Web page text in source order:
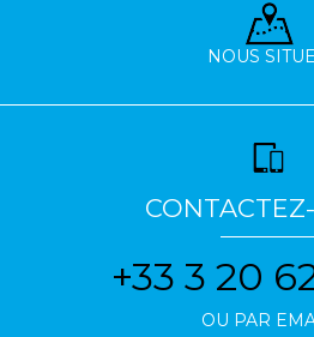
NOUS
+33 3 20
OU PAR